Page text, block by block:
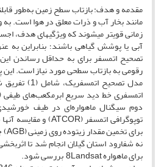
مقدمه و هدف: بازتاب سطح زمین به‌طور
مانند بخار آب و ذرات معلق در هوا است. به
زمانی قوی­تر می­شوند که ویژگی­های هدف،
آبی یا پوشش گیاهی باشند؛ بنابراین به
تصحیح اتمسفر برای به حداقل رساندن
رقومی به بازتاب سطحی مورد نیاز است.
نه شفارود استان گیلان انجام شد تا
برای ماهواره 8Landsat بررسی شود.